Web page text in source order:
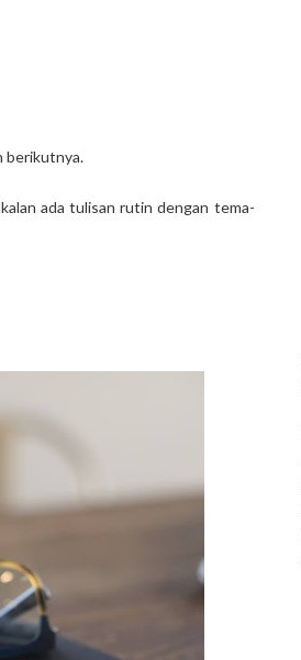
berikutnya.
ada tulisan rutin dengan tema-